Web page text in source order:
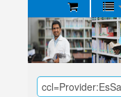
Biblioteca
Central
EsSalud